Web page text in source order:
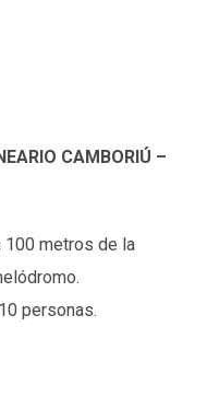
CAMBORIÚ –
100 metros de la
personas.